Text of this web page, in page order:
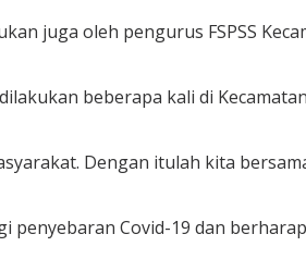
juga oleh pengurus FSPSS
beberapa kali di
Dengan itulah kita
penyebaran Covid-19 dan